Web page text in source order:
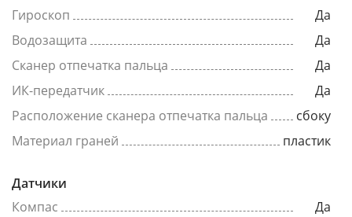
Гироскоп
Да
Водозащита
Да
Сканер отпечатка пальца
Да
ИК-передатчик
Да
Расположение сканера отпечатка пальца
сбоку
Материал граней
пластик
Датчики
Компас
Да